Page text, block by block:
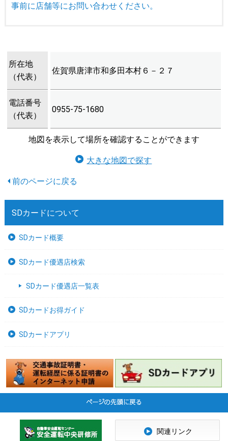
事前に店舗等にお問い合わせください。
所在地
（代表）
佐賀県唐津市和多田本村６－２７
電話番号
（代表）
0955-75-1680
地図を表示して場所を確認することができます
大きな地図で探す
SDカードについて
SDカード概要
SDカード優遇店検索
SDカード優遇店一覧表
SDカードお得ガイド
SDカードアプリ
関連リンク